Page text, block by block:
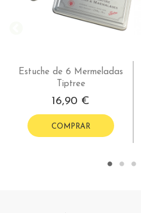
Estuche de 6 Mermeladas
Tiptree
16,90 €
COMPRAR